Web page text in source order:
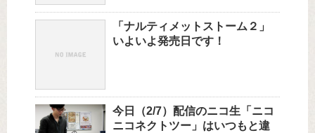
「ナルティメットストーム２」
いよいよ発売日です！
今日（2/7）配信のニコ生「ニコ
ニコネクトツー」はいつもと違